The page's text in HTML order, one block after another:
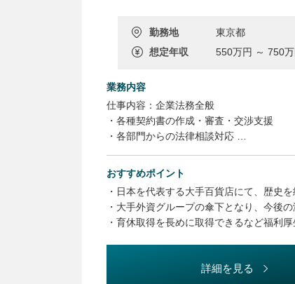
勤務地
東京都
想定年収
550万円 ～ 750万
業務内容
仕事内容：企業法務全般
・各種契約書の作成・審査・交渉支援
・各部門からの法律相談対応
・知的財産、個人情報保護等に関する法的
・M&Aや新規事業に関する法務支援
おすすめポイント
・日本を代表する大手百貨店にて、歴史
・大手外資グループの傘下となり、今後
・育休取得を長めに取得できるなど福利
詳細を見る